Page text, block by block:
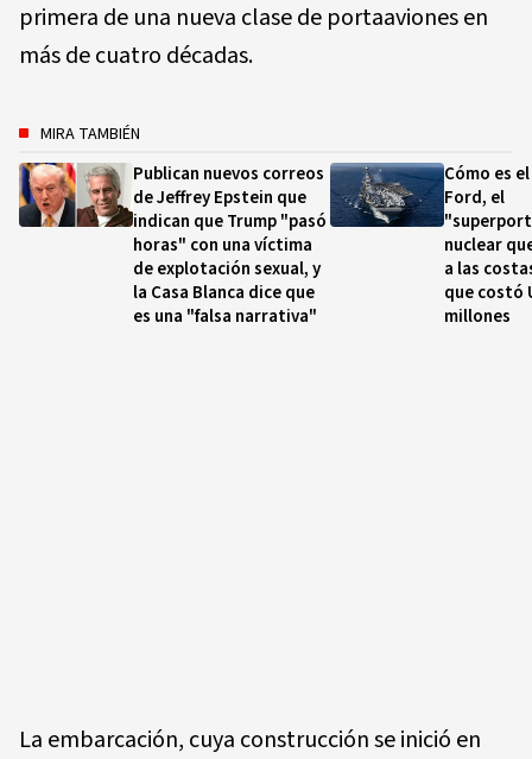
primera de una nueva clase de portaaviones en
más de cuatro décadas.
MIRA TAMBIÉN
Publican nuevos correos
de Jeffrey Epstein que
indican que Trump "pasó
horas" con una víctima
de explotación sexual, y
la Casa Blanca dice que
es una "falsa narrativa"
Cómo es
Ford, el
nuclear
a las
que costó
millones
La embarcación, cuya construcción se inició en